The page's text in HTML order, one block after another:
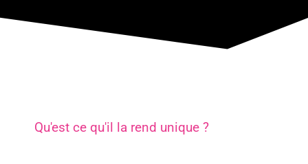
Qu'est ce qu'il la rend unique ?